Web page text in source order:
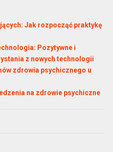
Jak rozpocząć praktykę
Pozytywne i
z nowych technologii
zdrowia psychicznego u
na zdrowie psychiczne